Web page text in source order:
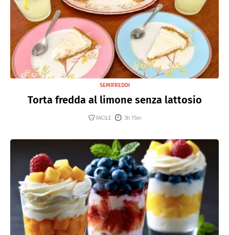
SEMIFREDDI
Torta fredda al limone senza lattosio
FACILE 3h 15m